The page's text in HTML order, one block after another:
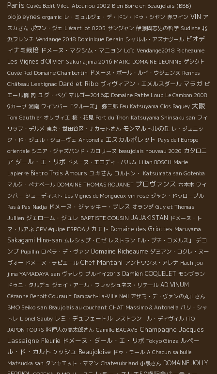
Paris Cuvée Bedit Vilou Abouriou 2002 Bien Boire en Beaujolais (BBB)
biojoleynes orgamic レ・ミュルジェ・デ・ドン・ドゥ・シヤン 赤ワイン VIN ア
スカさん ポワン・ジェ L'écart lot 0205 サンジャン 伊藤與志男の哲学 Sudiste 北
浜フレンチ Vendange 2018 Dominique Derain シャルル・アズナヴール ビオデ
ィナミ栽培 ドメーヌ・マクシム・マニョン Loïc Vendange2018 Richeaume
Les Vignes d'Olivier Sakurajima 2016 MARC DOMAINE LEONINE ゲシクト
Cuvée Red Domaine Chambertin ドメーヌ・ポール・ルイ・ウジェンヌ Rennes
Château Lestignac Dard et Ribo ヴィヴィアン・エメルスダール マラガ ピ
エール橋 肉 ユグ・べゲ マルゴー2016年 Domaine Patte Loup Le Cambon 2008
9カーヴ 湘南 ワインバー「クルーズ」 弥三郎 Feu Katsuyama Clos Baquey 大阪
Tom Gauthier オリヴィエ 桜・花見 Port du Thon Katsuyama Shinsaku san フィ
リップ・デルメ 東京・世田谷区・ナカモトさん モンマルトルの丘 レ・ジュニッ
ク・ド・ジュル・ショーヴェ Antonella エスカルポレット Pays de l'Europe
orientale シニア・ジャズバンド・カロリーヌ beaujolais nouveau 2020 カタロニ
ア ダール・エ・リボ ドメーヌ・エロディ・バルム Lilian BOSCH Marie
Lapierre Bistro Trois Amours ユキさん コルトン・
Katsumata san Gotenba
マルク・ぺナベール DOMAINE THOMAS ROUANET プロヴァンス 六本木 ワイ
ンバー シューディスト Les Vignes de Mongueux vin rosé ジャン・ドゥローブル
Pas à Pas Nadja ドメーヌ・ジャッキー・プレス オランダ Guy et Thomas
Jullien ジェローム・ジュレ BAPTISTE COUSIN JAJAKISTAN ドメーヌ・ト
マ・ルアネ CPV équipe ESPOAナカモト Domaine des Griottes Maruyama
Sakagami Hino-san ムレシップ・ロゼ レストラン「ル・プチ・コメルス」
デコ
ンブ Pupillin ロペラ・デ・ヴァン Domaine Richeaume ダミアン・コクレ・ヌー
ヴォー ドメーヌ・ラピエール Chef Mantani アントワンヌ・アレナ Hachijou-
jima YAMADAYA san ヴァレり ブルイイ2013 Damien COQUELET モンブラン
ドゥニ・タルデュ ジェイ・アール・フレッシュネス・リテール AD VINUM
Cézanne Benoit Courault Dambach-La-Ville Neil アザミ・デ・ヴァンの丸山さん
BMO Seiko san Beaujolais au couchant CHAT Massimo & Antonella パリ・シャ
トレ Lionel Gauby レミ・デュフェートル レストラン ル・ディヴィル ITO
JAPON TOURS 料理人の高太郎さん Camille BACAVE Champagne Jacques
Lassaigne Fleurie ドメーヌ・ダール・エ・リボ Tokyo Ginza ルペー
ル・ド・カルトゥッシュ Beaujoloise ドゥ・モール A Chacun sa bulle
Matsuoka san タンキエット・ママン Chateaubriand 小泉さん DOMAINE JOLLY